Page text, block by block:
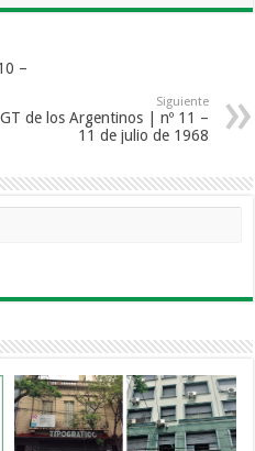
–
Siguiente
de los Argentinos | nº 11 –
11 de julio de 1968